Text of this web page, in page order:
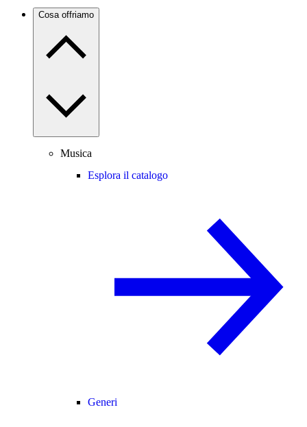
Cosa offriamo
Musica
Esplora il catalogo
Generi